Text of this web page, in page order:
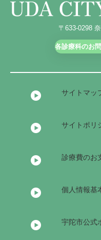
〒633-0298
各診療科のお
サイトマッ
サイトポリ
診療費のお
個人情報基
宇陀市公式